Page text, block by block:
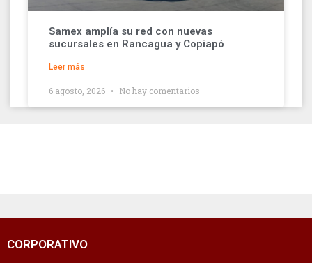
Samex amplía su red con nuevas
sucursales en Rancagua y Copiapó
Leer más
6 agosto, 2026 No hay comentarios
CORPORATIVO